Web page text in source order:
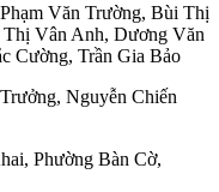
Phạm Văn Trường, Bùi Thị
Thị Vân Anh, Dương Văn
Cường, Trần Gia Bảo
, Nguyễn Chiến
Phường Bàn Cờ,